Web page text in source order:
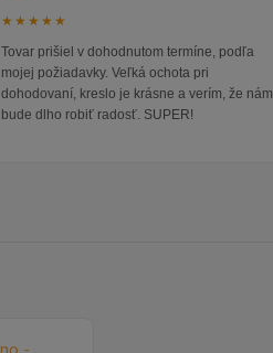
★★★★★
Tovar prišiel v dohodnutom termíne, podľa
mojej požiadavky. Veľká ochota pri
dohodovaní, kreslo je krásne a verím, že nám
bude dlho robiť radosť. SUPER!